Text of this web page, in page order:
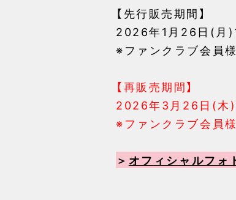
【先行販売期間】
2026年1月26日(
※ファンクラブ会員
【再販売期間】
2026年3月26日(木
※ファンクラブ会員
＞ オフィシャルフ